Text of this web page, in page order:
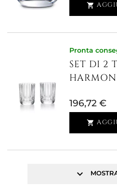

Pronta
SET DI 2
196,72 €

keyboard_arrow_down